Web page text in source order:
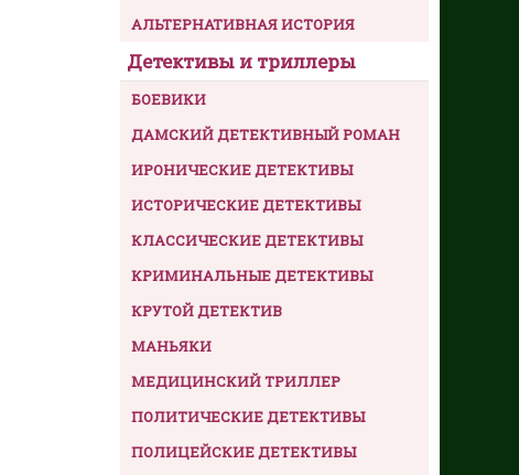
АЛЬТЕРНАТИВНАЯ ИСТОРИЯ
Детективы и триллеры
БОЕВИКИ
ДАМСКИЙ ДЕТЕКТИВНЫЙ РОМАН
ИРОНИЧЕСКИЕ ДЕТЕКТИВЫ
ИСТОРИЧЕСКИЕ ДЕТЕКТИВЫ
КЛАССИЧЕСКИЕ ДЕТЕКТИВЫ
КРИМИНАЛЬНЫЕ ДЕТЕКТИВЫ
КРУТОЙ ДЕТЕКТИВ
МАНЬЯКИ
МЕДИЦИНСКИЙ ТРИЛЛЕР
ПОЛИТИЧЕСКИЕ ДЕТЕКТИВЫ
ПОЛИЦЕЙСКИЕ ДЕТЕКТИВЫ